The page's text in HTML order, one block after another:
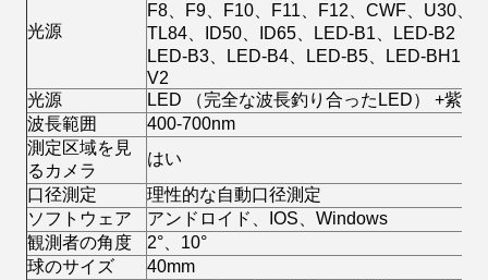
光源
F8、F9、F10、F11、F12、CWF、U30、
TL84、ID50、ID65、LED-B1、LED-B2
LED-B3、LED-B4、LED-B5、LED-BH1、
V2
光源
LED （完全な波長釣り合ったLED） +紫外
波長範囲
400-700nm
測定区域を見
るカメラ
はい
口径測定
理性的な自動口径測定
ソフトウェア
アンドロイド、IOS、Windows
観測者の角度
2°、10°
球のサイズ
40mm